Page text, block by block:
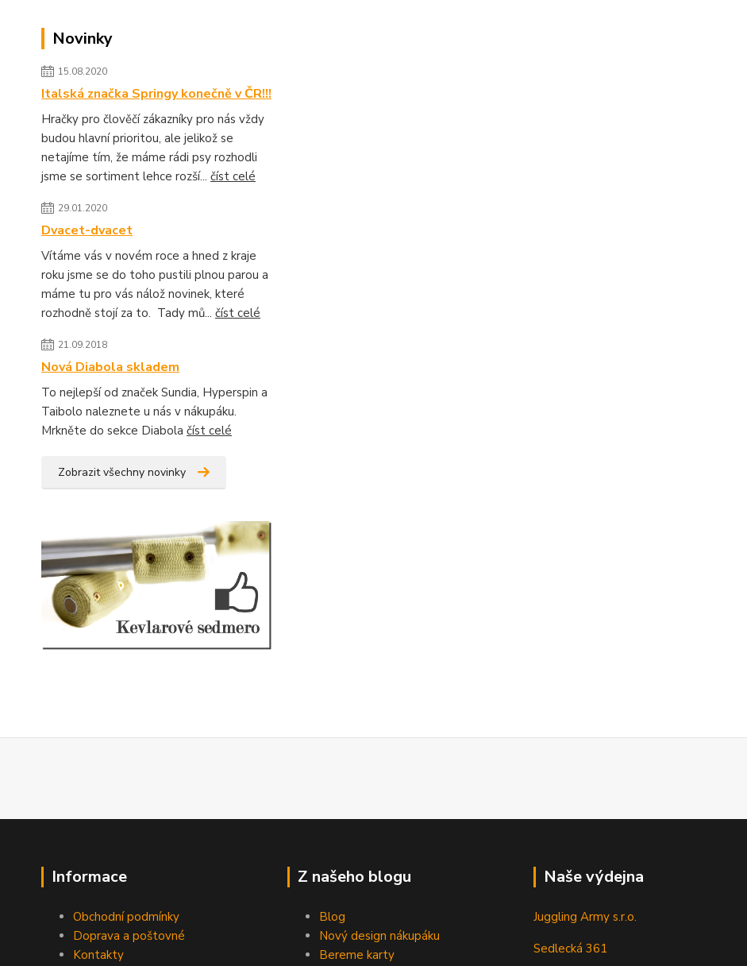
Novinky
15.08.2020
Italská značka Springy konečně v ČR!!!
Hračky pro člověčí zákazníky pro nás vždy
budou hlavní prioritou, ale jelikož se
netajíme tím, že máme rádi psy rozhodli
jsme se sortiment lehce rozší... číst celé
29.01.2020
Dvacet-dvacet
Vítáme vás v novém roce a hned z kraje
roku jsme se do toho pustili plnou parou a
máme tu pro vás nálož novinek, které
rozhodně stojí za to. Tady mů... číst celé
21.09.2018
Nová Diabola skladem
To nejlepší od značek Sundia, Hyperspin a
Taibolo naleznete u nás v nákupáku.
Mrkněte do sekce Diabola číst celé
Zobrazit všechny novinky
Informace
Obchodní podmínky
Doprava a poštovné
Kontakty
Z našeho blogu
Blog
Nový design nákupáku
Bereme karty
Naše výdejna
Juggling Army s.r.o.
Sedlecká 361